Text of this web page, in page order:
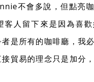
不會多說，但點亮
客人留下來是因為喜歡
者是所有的咖啡廳，我
貿易的理念只是加分